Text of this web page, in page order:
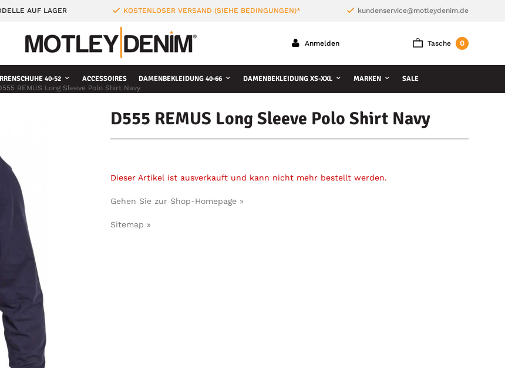
AUF LAGER KOSTENLOSER VERSAND (SIEHE BEDINGUNGEN)* kundenservice@motleydenim.de
Tasche 0
Anmelden
40-52 ACCESSOIRES DAMENBEKLEIDUNG 40-66 DAMENBEKLEIDUNG XS-XXL MARKEN SALE
REMUS Long Sleeve Polo Shirt Navy
D555 REMUS Long Sleeve Polo Shirt Navy
Dieser Artikel ist ausverkauft und kann nicht mehr bestellt werden.
Gehen Sie zur Shop-Homepage »
Sitemap »